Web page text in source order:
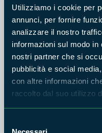
Utilizziamo i cookie per
annunci, per fornire
analizzare il nostro
informazioni sul modo
nostri partner che si
pubblicità e social
con altre informazioni
raccolto dal suo utilizzo